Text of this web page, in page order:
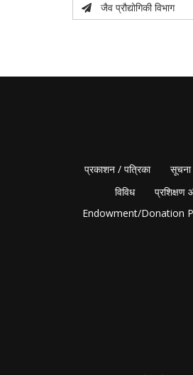
जैव प्रौद्योगिकी विभाग
प्रकाशन / पत्रिका सूचना
विविध
प्रशिक्षण
Endowment/Donation